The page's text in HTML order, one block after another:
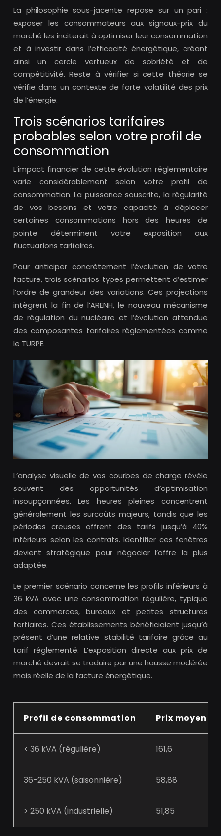
La philosophie sous-jacente repose sur un pari :
exposer les consommateurs aux signaux-prix du
marché les inciterait à optimiser leur consommation
et à investir dans l’efficacité énergétique, créant
ainsi un cercle vertueux de sobriété et de
compétitivité. Reste à vérifier si cette théorie se
vérifie dans un contexte de forte volatilité des prix
de l’énergie.
Trois scénarios tarifaires
probables selon votre profil de
consommation
L’impact financier de cette évolution réglementaire
varie considérablement selon votre profil de
consommation. La puissance souscrite, la régularité
de vos besoins et votre capacité à déplacer
certaines consommations hors des heures de
pointe déterminent votre exposition aux
fluctuations tarifaires.
Pour anticiper concrètement l’évolution de votre
facture, trois scénarios types permettent d’estimer
l’ordre de grandeur des variations. Ces projections
intègrent la fin de l’ARENH, le nouveau mécanisme
de régulation du nucléaire et l’évolution attendue
des composantes tarifaires réglementées comme
le TURPE.
L’analyse visuelle de vos courbes de charge révèle
souvent des opportunités d’optimisation
insoupçonnées. Les heures pleines concentrent
généralement les surcoûts majeurs, tandis que les
périodes creuses offrent des tarifs jusqu’à 40%
inférieurs selon les contrats. Identifier ces fenêtres
devient stratégique pour négocier l’offre la plus
adaptée.
Le premier scénario concerne les profils inférieurs à
36 kVA avec une consommation régulière, typique
des commerces, bureaux et petites structures
tertiaires. Ces établissements bénéficiaient jusqu’à
présent d’une relative stabilité tarifaire grâce au
tarif réglementé. L’exposition directe aux prix de
marché devrait se traduire par une hausse modérée
mais réelle de la facture énergétique.
Profil de consommation Prix moyen
< 36 kVA (régulière) 161,6
36-250 kVA (saisonnière) 58,88
> 250 kVA (industrielle) 51,85